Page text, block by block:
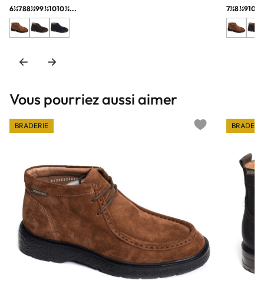
6½788½99½1010½... 7½8½910
Vous pourriez aussi aimer
BRADERIE